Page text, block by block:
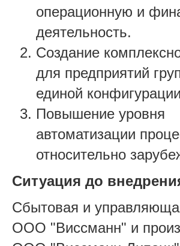
операционную и
деятельность.
Создание
для предприятий
единой
Повышение уровня
автоматизации
относительно
Ситуация до
Сбытовая и
ООО "Виссманн" и